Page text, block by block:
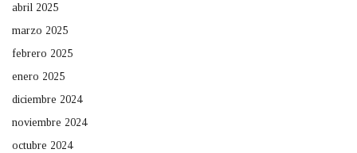
abril 2025
marzo 2025
febrero 2025
enero 2025
diciembre 2024
noviembre 2024
octubre 2024